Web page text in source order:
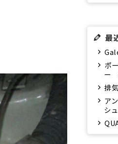
最
ポ
ー
排
ア
シ